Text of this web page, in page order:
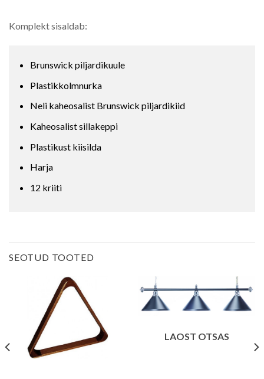
Komplekt sisaldab:
Brunswick piljardikuule
Plastikkolmnurka
Neli kaheosalist Brunswick piljardikiid
Kaheosalist sillakeppi
Plastikust kiisilda
Harja
12 kriiti
SEOTUD TOOTED
LAOST OTSAS